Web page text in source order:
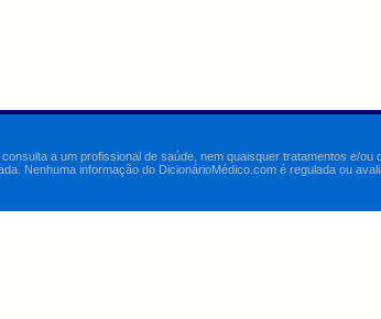
a um profissional de saúde, nem quaisquer tratamentos e/
Nenhuma informação do DicionárioMédico.com é regulada ou